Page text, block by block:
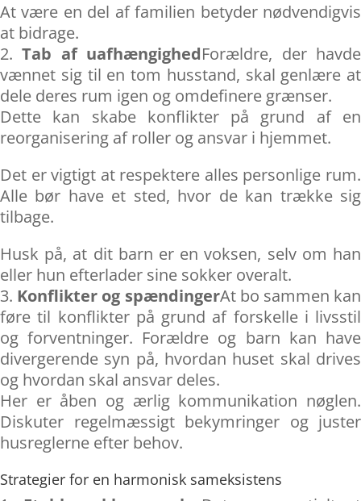
At være en del af familien betyder nødvendigvis
at bidrage.
Tab af uafhængighedForældre, der havde
vænnet sig til en tom husstand, skal genlære at
dele deres rum igen og omdefinere grænser.
Dette kan skabe konflikter på grund af en
reorganisering af roller og ansvar i hjemmet.
Det er vigtigt at respektere alles personlige rum.
Alle bør have et sted, hvor de kan trække sig
tilbage.
Husk på, at dit barn er en voksen, selv om han
eller hun efterlader sine sokker overalt.
Konflikter og spændingerAt bo sammen kan
føre til konflikter på grund af forskelle i livsstil
og forventninger. Forældre og barn kan have
divergerende syn på, hvordan huset skal drives
og hvordan skal ansvar deles.
Her er åben og ærlig kommunikation nøglen.
Diskuter regelmæssigt bekymringer og juster
husreglerne efter behov.
Strategier for en harmonisk sameksistens